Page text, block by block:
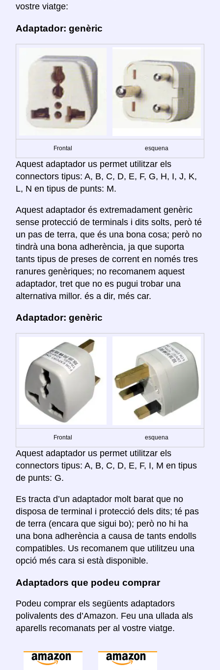
vostre viatge:
Adaptador: genèric
Frontal esquena
Aquest adaptador us permet utilitzar els
connectors tipus: A, B, C, D, E, F, G, H, I, J, K,
L, N en tipus de punts: M.
Aquest adaptador és extremadament genèric
sense protecció de terminals i dits solts, però té
un pas de terra, que és una bona cosa; però no
tindrà una bona adherència, ja que suporta
tants tipus de preses de corrent en només tres
ranures genèriques; no recomanem aquest
adaptador, tret que no es pugui trobar una
alternativa millor. és a dir, més car.
Adaptador: genèric
Frontal esquena
Aquest adaptador us permet utilitzar els
connectors tipus: A, B, C, D, E, F, I, M en tipus
de punts: G.
Es tracta d’un adaptador molt barat que no
disposa de terminal i protecció dels dits; té pas
de terra (encara que sigui bo); però no hi ha
una bona adherència a causa de tants endolls
compatibles. Us recomanem que utilitzeu una
opció més cara si està disponible.
Adaptadors que podeu comprar
Podeu comprar els següents adaptadors
polivalents des d’Amazon. Feu una ullada als
aparells recomanats per al vostre viatge.